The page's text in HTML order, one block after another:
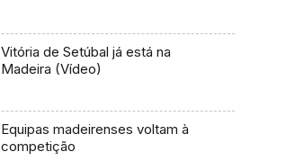
Vitória de Setúbal já está na
Madeira (Vídeo)
Equipas madeirenses voltam à
competição